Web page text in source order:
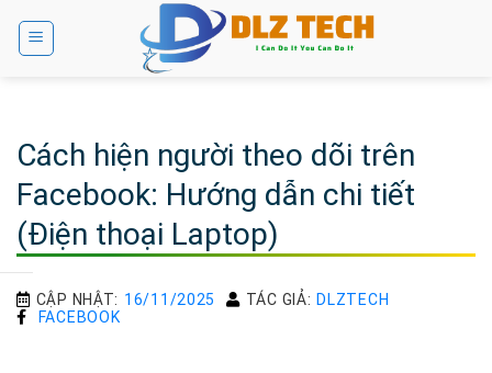
Cách hiện người theo dõi trên
Facebook: Hướng dẫn chi tiết
(Điện thoại Laptop)
CẬP NHẬT: 16/11/2025 TÁC GIẢ: DLZTECH
FACEBOOK